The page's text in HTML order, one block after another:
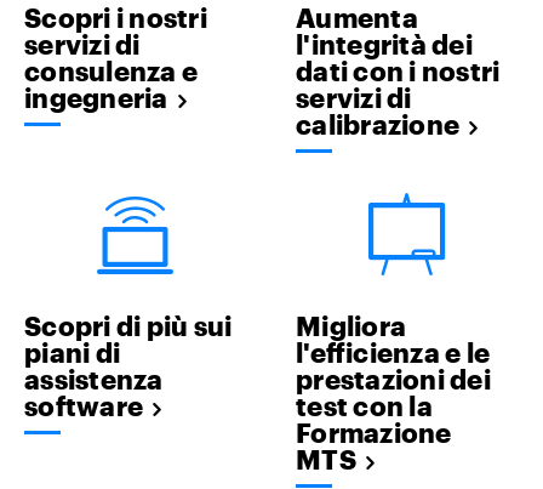
Scopri i nostri
servizi di
consulenza e
ingegneria
Aumenta
l'integrità dei
dati con i nostri
servizi di
calibrazione
Scopri di più sui
piani di
assistenza
software
Migliora
l'efficienza e le
prestazioni dei
test con la
Formazione
MTS